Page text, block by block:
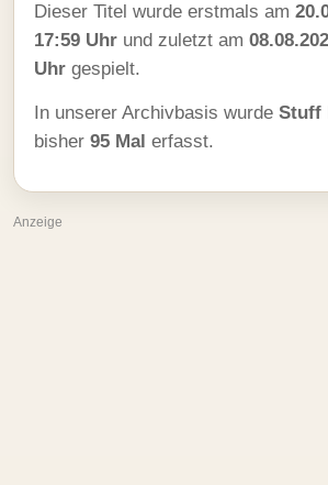
Dieser Titel wurde erstmals am
17:59 Uhr und zuletzt am
Uhr gespielt.
In unserer Archivbasis wurde Stuff
bisher 95 Mal erfasst.
Anzeige